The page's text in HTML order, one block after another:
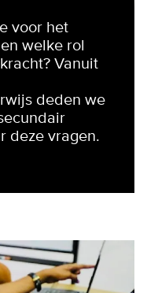
voor het
welke rol
Vanuit
deden we
deze vragen.